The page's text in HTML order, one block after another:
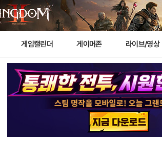
게임캘린더 게이머존 라이브/영상